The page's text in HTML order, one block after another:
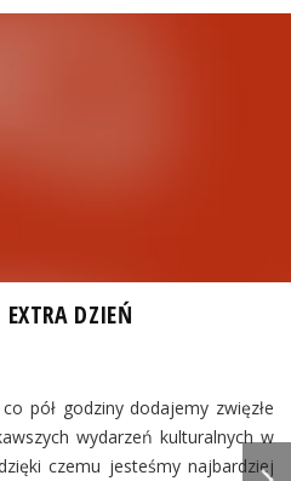
EXTRA DZIEŃ
pół godziny dodajemy zwięzłe
wydarzeń kulturalnych w
czemu jesteśmy najbardziej